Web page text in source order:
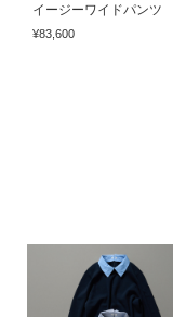
イージーワイドパンツ
¥83,600